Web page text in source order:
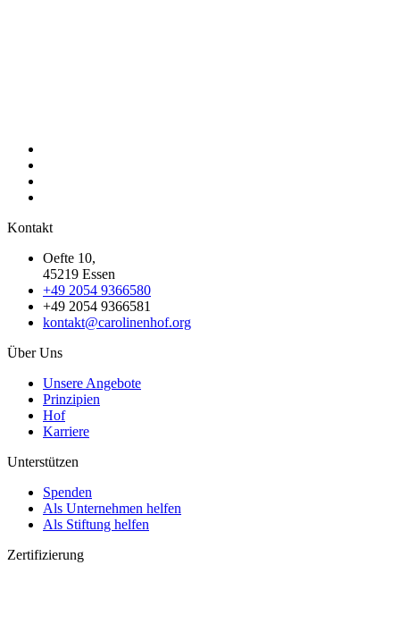
Kontakt
Oefte 10,
45219 Essen
+49 2054 9366580
+49 2054 9366581
kontakt@carolinenhof.org
Über Uns
Unsere Angebote
Prinzipien
Hof
Karriere
Unterstützen
Spenden
Als Unternehmen helfen
Als Stiftung helfen
Zertifizierung